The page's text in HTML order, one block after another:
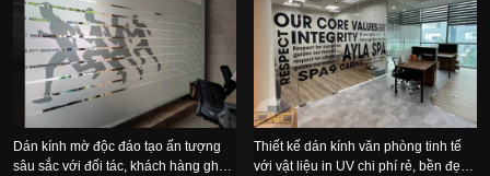
Dán kính mờ độc đáo tạo ấn tượng
sâu sắc với đối tác, khách hàng ghé
Thiết kế dán kính văn phòng tinh tế
với vật liệu in UV chi phí rẻ, bền đẹp